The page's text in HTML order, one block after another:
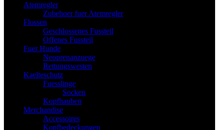
Atemregler
Zubehoer fuer Atemregler
Flossen
Geschlossenes Fussteil
Offenes Fussteil
Fuer Hunde
Neoprenanzuege
Rettungswesten
Kaelteschutz
Fuesslinge
Socken
Kopfhauben
Merchandise
Accessoires
Kopfbedeckungen